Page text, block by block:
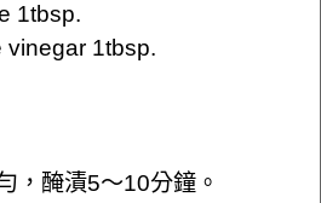
1tbsp.
vinegar 1tbsp.
，醃漬5～10分鐘。